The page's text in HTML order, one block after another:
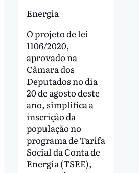
Energia
O projeto de lei
1106/2020,
aprovado na
Câmara dos
Deputados no dia
20 de agosto deste
ano, simplifica a
inscrição da
população no
programa de Tarifa
Social da Conta de
Energia (TSEE),